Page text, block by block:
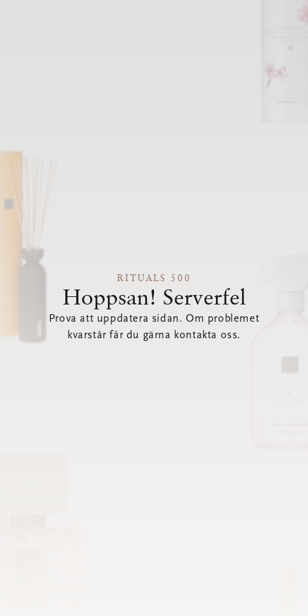
RITUALS 500
Hoppsan! Serverfel
Prova att uppdatera sidan. Om problemet
kvarstår får du gärna kontakta oss.